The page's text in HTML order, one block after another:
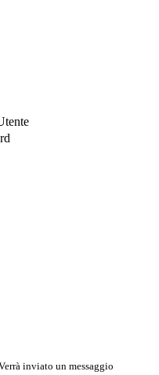
inviato un messaggio